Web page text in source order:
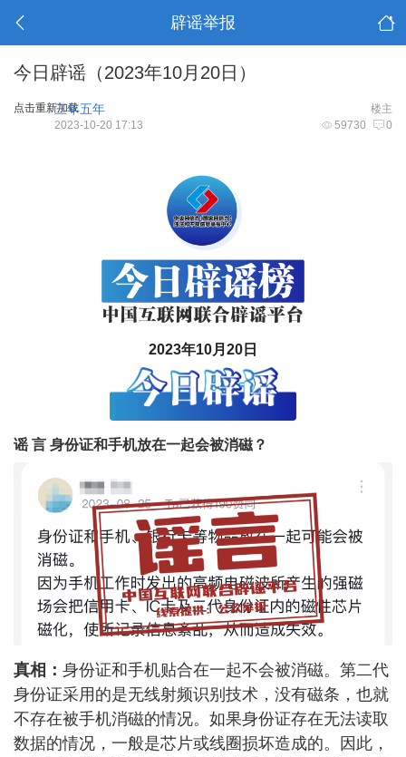
辟谣举报
今日辟谣（2023年10月20日）
点击重新加载 楼主
三年五年
59730 0
2023-10-20 17:13
2023年10月20日
谣言 身份证和手机放在一起会被消磁？
真相： 身份证和手机贴合在一起不会被消磁。第二代
身份证采用的是无线射频识别技术，没有磁条，也就
不存在被手机消磁的情况。如果身份证存在无法读取
数据的情况，一般是芯片或线圈损坏造成的。因此，